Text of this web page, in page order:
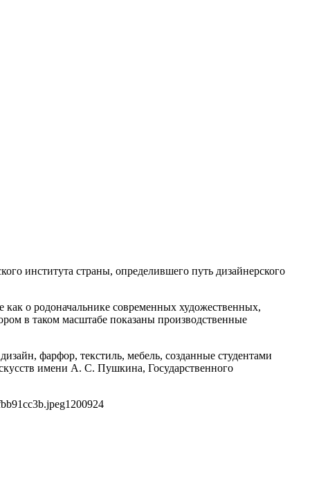
института страны, определившего путь дизайнерского
о родоначальнике современных художественных,
в таком масштабе показаны производственные
фарфор, текстиль, мебель, созданные студентами
имени А. С. Пушкина, Государственного
1200924